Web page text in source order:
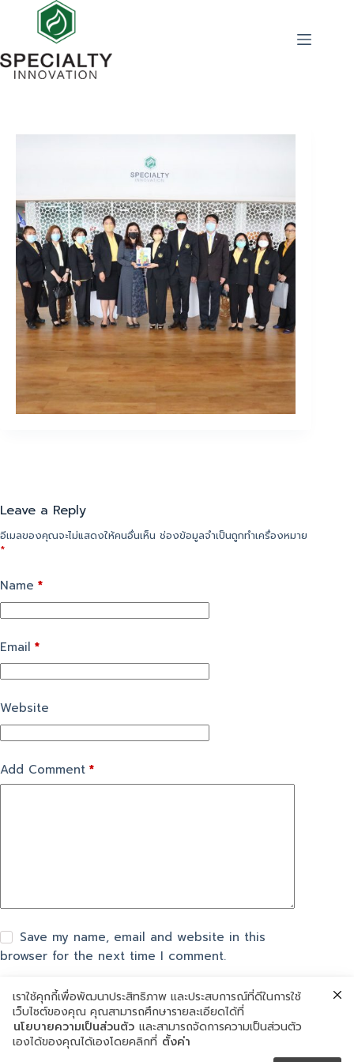
Leave a Reply
อีเมลของคุณจะไม่แสดงให้คนอื่นเห็น ช่องข้อมูลจำเป็นถูกทำเครื่องหมาย
*
Name *
Email *
Website
Add Comment *
Save my name, email and website in this
browser for the next time I comment.
แสดงความเห็น
เราใช้คุกกี้เพื่อพัฒนาประสิทธิภาพ และประสบการณ์ที่ดีในการใช้
เว็บไซต์ของคุณ คุณสามารถศึกษารายละเอียดได้ที่
นโยบายความเป็นส่วนตัว และสามารถจัดการความเป็นส่วนตัว
เองได้ของคุณได้เองโดยคลิกที่ ตั้งค่า